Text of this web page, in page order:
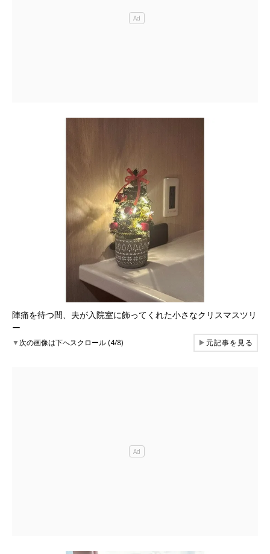
陣痛を待つ間、夫が入院室に飾ってくれた小さなクリスマスツリ
ー
▼次の画像は下へスクロール (4/8) ▶元記事を見る